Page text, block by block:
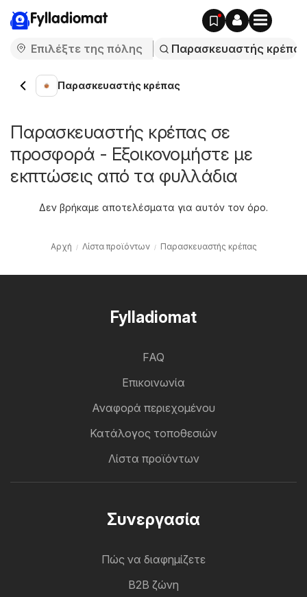
Fylladiomat
Παρασκευαστής κρέπας
Παρασκευαστής κρέπας σε
προσφορά - Εξοικονομήστε με
εκπτώσεις από τα φυλλάδια
Δεν βρήκαμε αποτελέσματα για αυτόν τον όρο.
Αρχή Λίστα προϊόντων Παρασκευαστής κρέπας
Fylladiomat
FAQ
Επικοινωνία
Αναφορά περιεχομένου
Κατάλογος τοποθεσιών
Λίστα προϊόντων
Συνεργασία
Πώς να διαφημίζετε
B2B ζώνη